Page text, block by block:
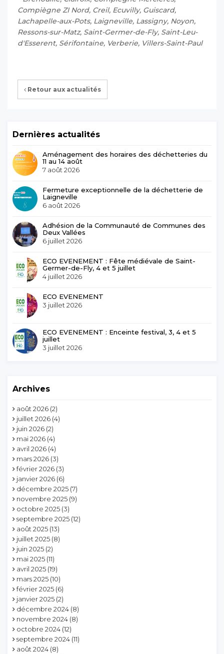
Compiègne ZI Nord, Creil, Ecuvilly, Guiscard,
Lachapelle-aux-Pots, Laigneville, Lassigny, Noyon,
Ressons-sur-Matz, Saint-Germer-de-Fly, Saint-Leu-
d'Esserent, Sérifontaine, Verberie, Villers-Saint-Paul
Retour aux actualités
Dernières actualités
Aménagement des horaires des déchetteries du
11 au 14 août
7 août 2026
Fermeture exceptionnelle de la déchetterie de
Laigneville
6 août 2026
Adhésion de la Communauté de Communes des
Deux Vallées
6 juillet 2026
ECO EVENEMENT : Fête médiévale de Saint-
Germer-de-Fly, 4 et 5 juillet
4 juillet 2026
ECO EVENEMENT
3 juillet 2026
ECO EVENEMENT : Enceinte festival, 3, 4 et 5
juillet
3 juillet 2026
Archives
août 2026 (2)
juillet 2026 (4)
juin 2026 (2)
mai 2026 (4)
avril 2026 (4)
mars 2026 (3)
février 2026 (3)
janvier 2026 (6)
décembre 2025 (7)
novembre 2025 (9)
octobre 2025 (3)
septembre 2025 (12)
août 2025 (13)
juillet 2025 (8)
juin 2025 (2)
mai 2025 (11)
avril 2025 (19)
mars 2025 (10)
février 2025 (6)
janvier 2025 (2)
décembre 2024 (8)
novembre 2024 (8)
octobre 2024 (12)
septembre 2024 (11)
août 2024 (8)